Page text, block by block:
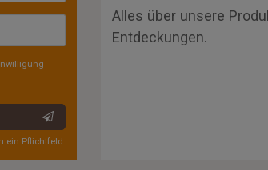
ein Pflichtfeld.
Alles über unsere
Entdeckungen.